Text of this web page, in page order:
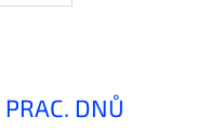
DNŮ